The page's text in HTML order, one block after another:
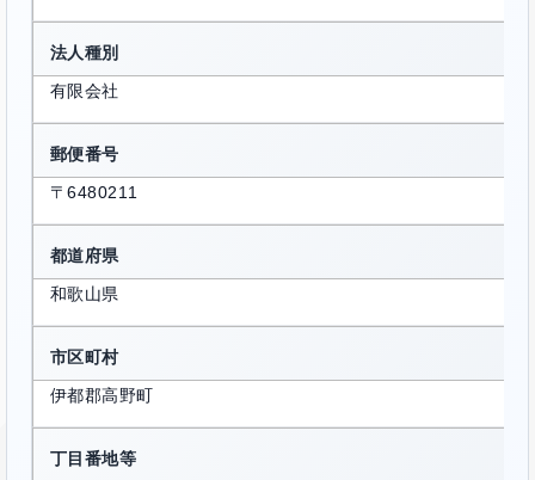
法人種別
有限会社
郵便番号
〒6480211
都道府県
和歌山県
市区町村
伊都郡高野町
丁目番地等